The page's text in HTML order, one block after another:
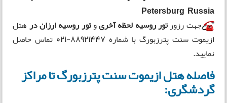
Petersburg Russia
جهت رزورتور روسیه لحظه آخریوتور روسیه ارزان درهتل
ازیموت سنت پترزبورگ
با شماره 88921447-021 تماس حاصل
نمایید.
فاصله هتل ازیموت سنت پترزبورگ تا مراکز
گردشگری: